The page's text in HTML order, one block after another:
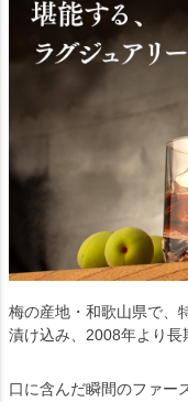
梅の産地・和歌山県で、
漬け込み、2008年より長
口に含んだ瞬間のファー